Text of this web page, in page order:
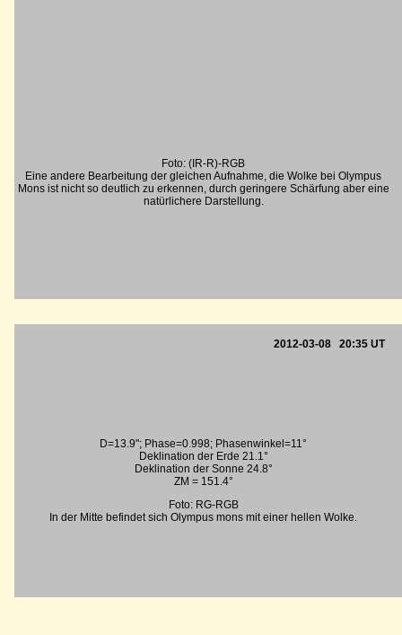
Foto: (IR-R)-RGB
Eine andere Bearbeitung der gleichen Aufnahme, die Wolke bei Olympus
Mons ist nicht so deutlich zu erkennen, durch geringere Schärfung aber eine
natürlichere Darstellung.
2012-03-08 20:35 UT
D=13.9"; Phase=0.998; Phasenwinkel=11°
Deklination der Erde 21.1°
Deklination der Sonne 24.8°
ZM = 151.4°
Foto: RG-RGB
In der Mitte befindet sich Olympus mons mit einer hellen Wolke.